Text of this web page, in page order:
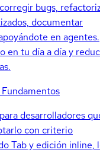
bugs,
documentar
en agentes.
en tu día a día y
desarrolladores
con criterio
Tab y edición inline,